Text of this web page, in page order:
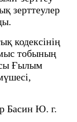
зерттеулер
кодексінің
тобының
Ғылым
Басин Ю. г.